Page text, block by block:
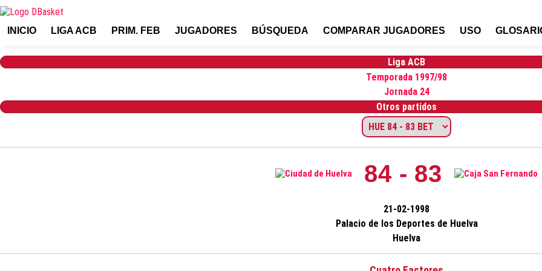
INICIO LIGA ACB PRIM. FEB JUGADORES BÚSQUEDA COMPARAR JUGADORES USO
Liga ACB
Temporada 1997/98
Jornada 24
Otros partidos
84 - 83
21-02-1998
Palacio de los Deportes de Huelva
Huelva